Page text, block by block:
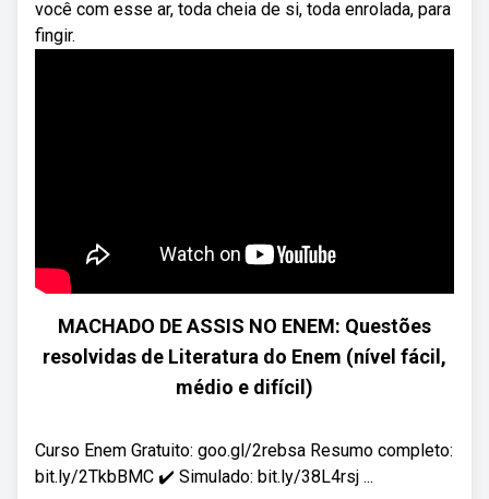
você com esse ar, toda cheia de si, toda enrolada, para
fingir.
MACHADO DE ASSIS NO ENEM: Questões
resolvidas de Literatura do Enem (nível fácil,
médio e difícil)
Curso Enem Gratuito: goo.gl/2rebsa Resumo completo:
bit.ly/2TkbBMC ✔️ Simulado: bit.ly/38L4rsj ...